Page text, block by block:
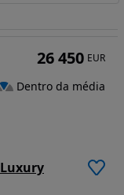
26 450 EUR
Dentro da média